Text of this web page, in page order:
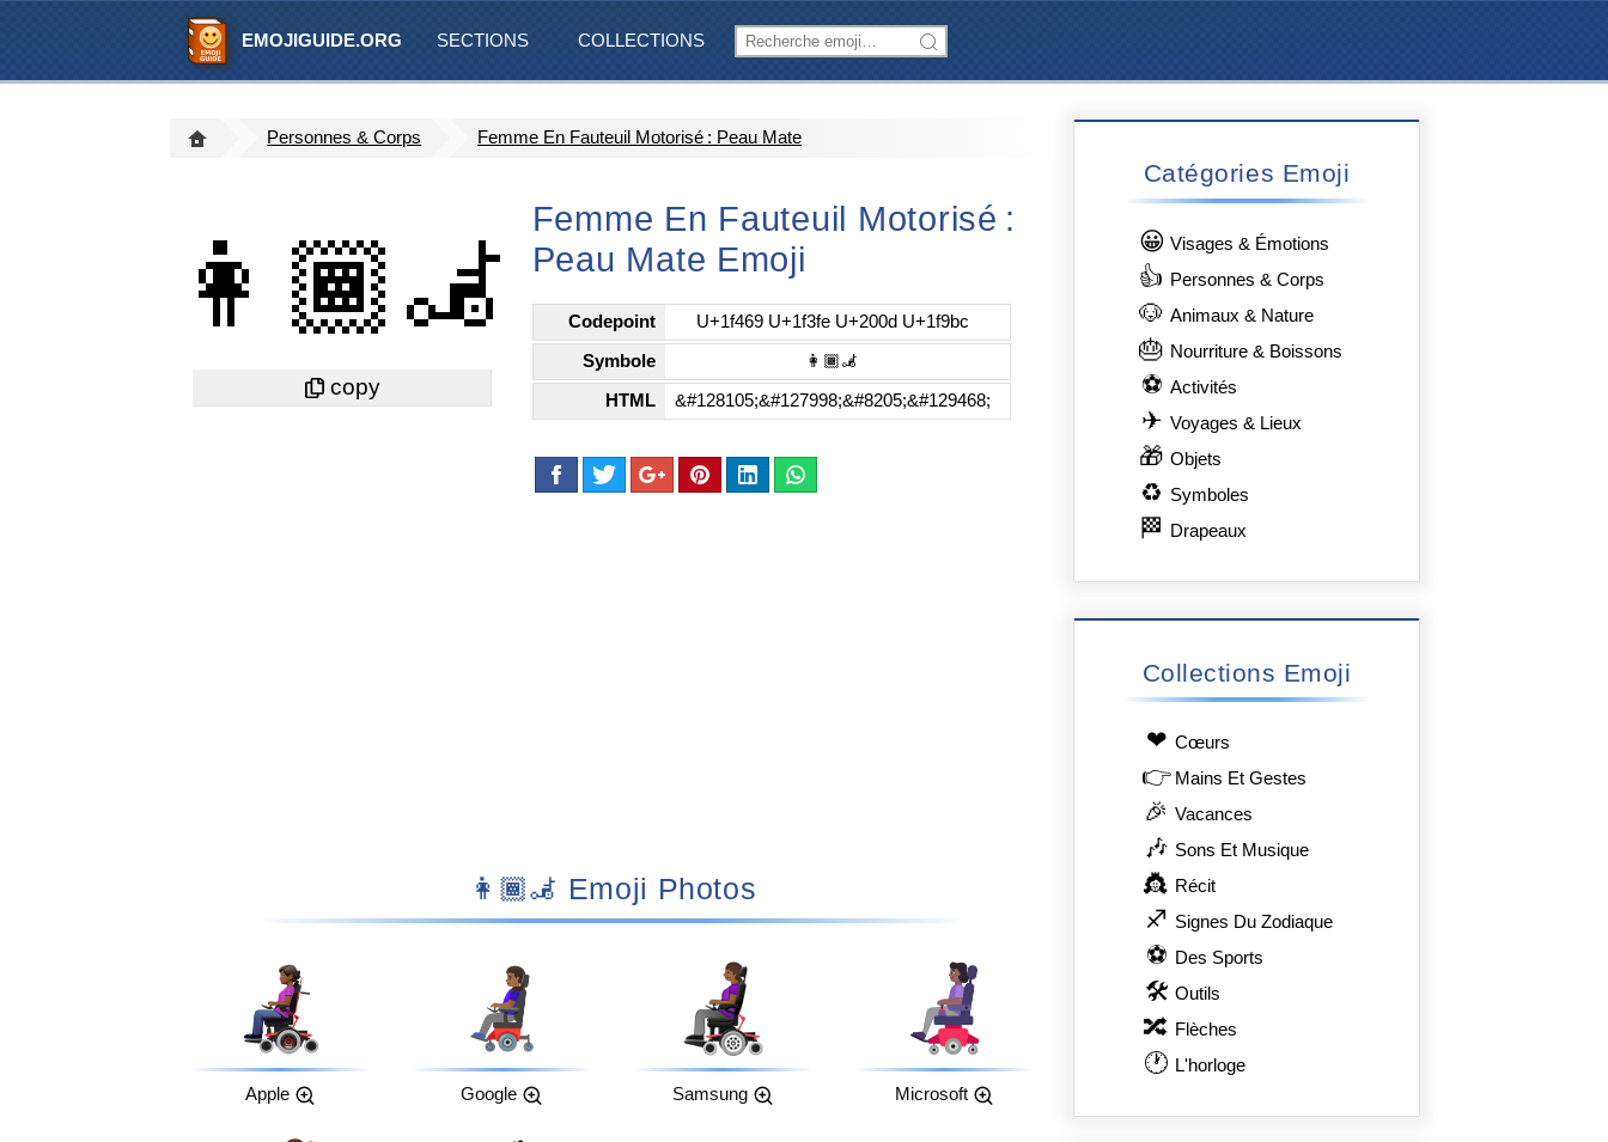
EMOJIGUIDE.ORG SECTIONS COLLECTIONS
Personnes & Corps Femme En Fauteuil Motorisé : Peau Mate
👩🏾‍🦼
Femme En Fauteuil Motorisé :
Peau Mate Emoji
Codepoint U+1f469 U+1f3fe U+200d U+1f9bc
Symbole 👩🏾‍🦼
HTML &#128105;&#127998;&#8205;&#129468;
👩🏾‍🦼 Emoji Photos
Apple Google Samsung Microsoft
Catégories Emoji
😀 Visages & Émotions
👍 Personnes & Corps
🐶 Animaux & Nature
🎂 Nourriture & Boissons
⚽ Activités
✈ Voyages & Lieux
🎁 Objets
♻ Symboles
🏁 Drapeaux
Collections Emoji
❤ Сœurs
👉 Mains Et Gestes
🎉 Vacances
🎶 Sons Et Musique
👸 Récit
♐ Signes Du Zodiaque
⚽ Des Sports
🛠 Outils
🔀 Flèches
🕐 L'horloge